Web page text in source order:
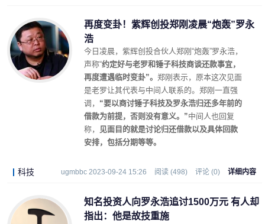
再度变卦！紫辉创投郑刚凌晨“炮轰”罗永
浩
今日凌晨，紫辉创投合伙人郑刚“炮轰”罗永浩，
声称“约定好与老罗和锤子科技商谈还款事宜，
再度遭遇临时变卦”。 郑刚表示，原本这次见面
是老罗让其代表与中间人联系的。郑刚一直强
调， “要以商讨锤子科技及罗永浩归还多年前的
借款为前提，否则没有意义。”中间人也回复
称，
见面目的就是讨论归还借款以及具体回款
安排，包括分期等等。
科技 ugmbbc 2023-09-24 15:26 阅读 (498) 评论 (0) 详细内容
知名投资人向罗永浩追讨1500万元 有人却
指出：他是故技重施